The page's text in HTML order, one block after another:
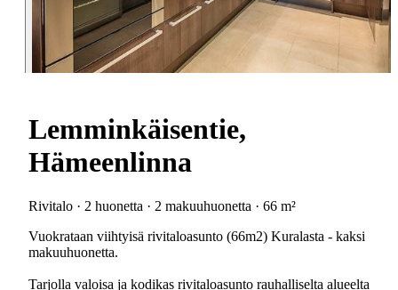
Lemminkäisentie,
Hämeenlinna
Rivitalo · 2 huonetta · 2 makuuhuonetta · 66 m²
Vuokrataan viihtyisä rivitaloasunto (66m2) Kuralasta - kaksi
makuuhuonetta.
Tarjolla valoisa ja kodikas rivitaloasunto rauhalliselta alueelta